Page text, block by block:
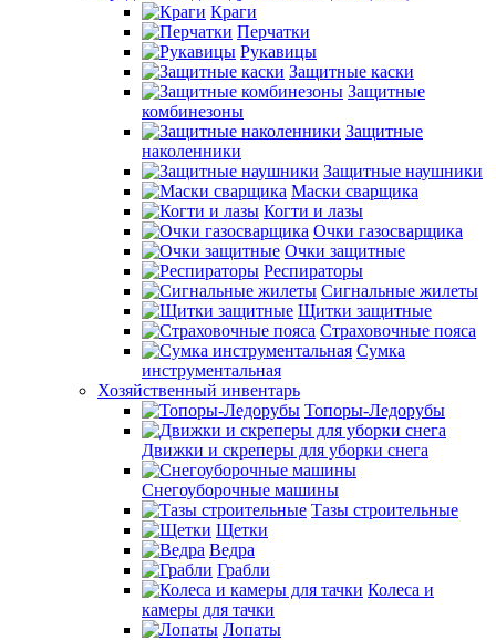
Краги
Перчатки
Рукавицы
Защитные каски
Защитные
комбинезоны
Защитные
наколенники
Защитные наушники
Маски сварщика
Когти и лазы
Очки газосварщика
Очки защитные
Респираторы
Сигнальные жилеты
Щитки защитные
Страховочные пояса
Сумка
инструментальная
Хозяйственный инвентарь
Топоры-Ледорубы
Движки и скреперы для уборки снега
Снегоуборочные машины
Тазы строительные
Щетки
Ведра
Грабли
Колеса и
камеры для тачки
Лопаты